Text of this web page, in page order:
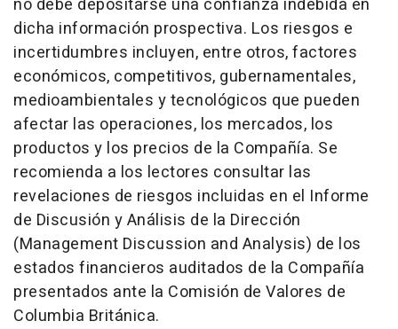
no debe depositarse una confianza indebida en
dicha información prospectiva. Los riesgos e
incertidumbres incluyen, entre otros, factores
económicos, competitivos, gubernamentales,
medioambientales y tecnológicos que pueden
afectar las operaciones, los mercados, los
productos y los precios de la Compañía. Se
recomienda a los lectores consultar las
revelaciones de riesgos incluidas en el Informe
de Discusión y Análisis de la Dirección
(Management Discussion and Analysis) de los
estados financieros auditados de la Compañía
presentados ante la Comisión de Valores de
Columbia Británica.